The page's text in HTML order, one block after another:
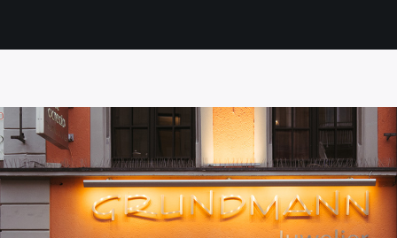
SEITE
SEITESEITESEITE